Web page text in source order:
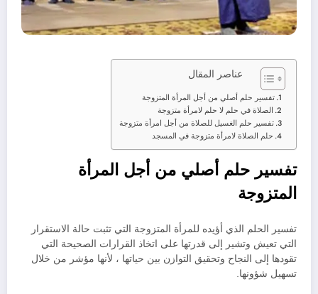
عناصر المقال
تفسير حلم أصلي من أجل المرأة المتزوجة
الصلاة في حلم لا حلم لامرأة متزوجة
تفسير حلم الغسيل للصلاة من أجل امرأة متزوجة
حلم الصلاة لامرأة متزوجة في المسجد
تفسير حلم أصلي من أجل المرأة
المتزوجة
تفسير الحلم الذي أؤيده للمرأة المتزوجة التي تثبت حالة الاستقرار
التي تعيش وتشير إلى قدرتها على اتخاذ القرارات الصحيحة التي
تقودها إلى النجاح وتحقيق التوازن بين حياتها ، لأنها مؤشر من خلال
تسهيل شؤونها.